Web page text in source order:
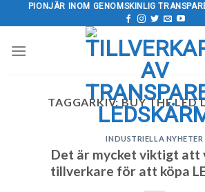
Hoppa
till
PIONJÄR INOM GENOMSKINLIG
TAGGARKIV: BUY THE LED
INDUSTRIELLA NYHETER
Det är mycket viktigt att
tillverkare för att köpa